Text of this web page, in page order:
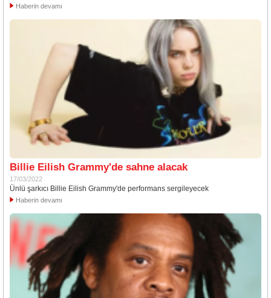
Haberin devamı
Billie Eilish Grammy'de sahne alacak
17/03/2022
Ünlü şarkıcı Billie Eilish Grammy'de performans sergileyecek
Haberin devamı